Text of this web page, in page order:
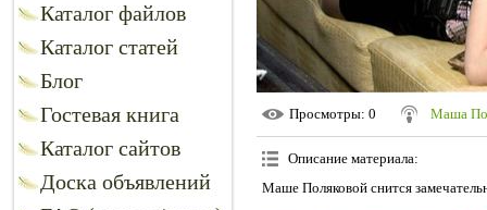
Каталог файлов
Каталог статей
Блог
Гостевая книга
Каталог сайтов
Доска объявлений
Просмотры: 0 Маша
Описание материала:
Маше Поляковой снится